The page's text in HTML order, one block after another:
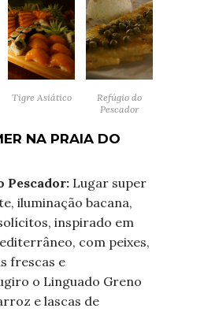
Tigre Asiático
Refúgio do
Pescador
NA PRAIA DO
Pescador: Lugar super
iluminação bacana,
inspirado em
com peixes,
frescas e
o Linguado Greno
e lascas de